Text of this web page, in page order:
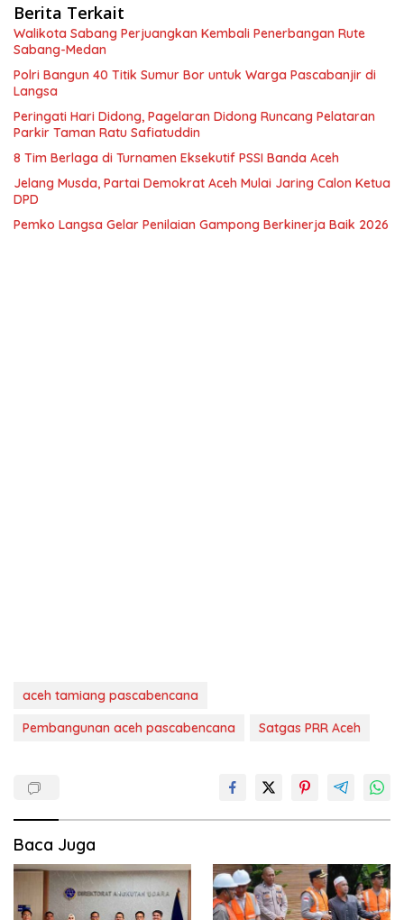
Berita Terkait
Walikota Sabang Perjuangkan Kembali Penerbangan Rute
Sabang-Medan
Polri Bangun 40 Titik Sumur Bor untuk Warga Pascabanjir di
Langsa
Peringati Hari Didong, Pagelaran Didong Runcang Pelataran
Parkir Taman Ratu Safiatuddin
8 Tim Berlaga di Turnamen Eksekutif PSSI Banda Aceh
Jelang Musda, Partai Demokrat Aceh Mulai Jaring Calon Ketua
DPD
Pemko Langsa Gelar Penilaian Gampong Berkinerja Baik 2026
aceh tamiang pascabencana
Pembangunan aceh pascabencana
Satgas PRR Aceh
Baca Juga